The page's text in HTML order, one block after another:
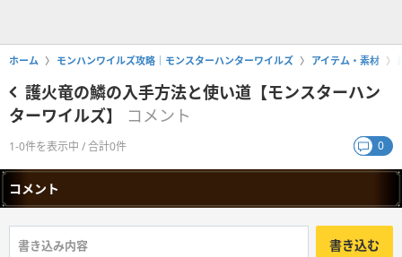
ホーム モンハンワイルズ攻略｜モンスターハンターワイルズ アイテム・素材
護火竜の鱗の入手方法と使い道【モンスターハン
ターワイルズ】
コメント
1-0件を表示中 / 合計0件 0
コメント
書き込む